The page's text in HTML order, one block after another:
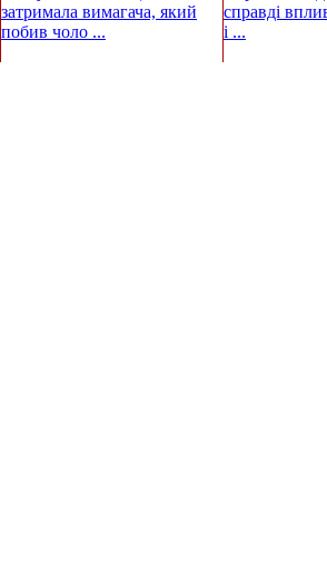
затримала вимагача, який
побив чоло ...
справді
і ...